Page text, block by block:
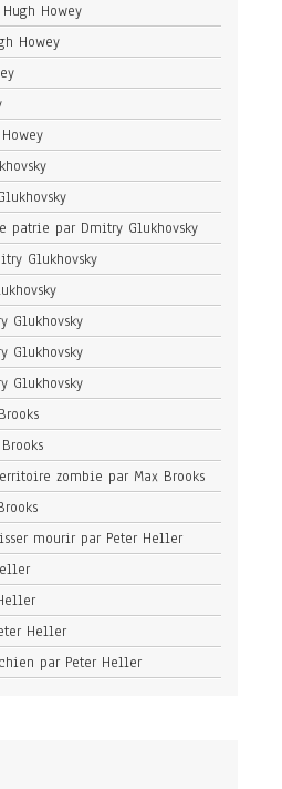
Howey
Howey
patrie par Dmitry Glukhovsky
Glukhovsky
Glukhovsky
Glukhovsky
Glukhovsky
zombie par Max Brooks
mourir par Peter Heller
Heller
par Peter Heller